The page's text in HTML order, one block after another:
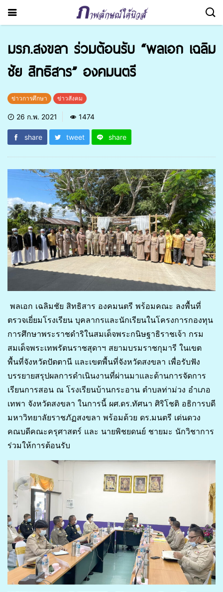
มรภ.สงขลา ร่วมต้อนรับ “พลเอก เฉลิม
ชัย สิทธิสาร” องคมนตรี
ข่าวการศึกษา ข่าวสังคม
26 ก.พ. 2021 1474
share tweet share
พลเอก เฉลิมชัย สิทธิสาร องคมนตรี พร้อมคณะ ลงพื้นที่
ตรวจเยี่ยมโรงเรียน บุคลากรและนักเรียนในโครงการกองทุน
การศึกษาพระราชดำริในสมเด็จพระกนิษฐาธิราชเจ้า กรม
สมเด็จพระเทพรัตนราชสุดาฯ สยามบรมราชกุมารี ในเขต
พื้นที่จังหวัดปัตตานี และเขตพื้นที่จังหวัดสงขลา เพื่อรับฟัง
บรรยายสรุปผลการดำเนินงานที่ผ่านมาและด้านการจัดการ
เรียนการสอน ณ โรงเรียนบ้านกระอาน ตำบลท่าม่วง อำเภอ
เทพา จังหวัดสงขลา ในการนี้ ผศ.ดร.ทัศนา ศิริโชติ อธิการบดี
มหาวิทยาลัยราชภัฏสงขลา พร้อมด้วย ดร.มนตรี เด่นดวง
คณบดีคณะครุศาสตร์ และ นายพิชยดนย์ ชายมะ นักวิชาการ
ร่วมให้การต้อนรับ